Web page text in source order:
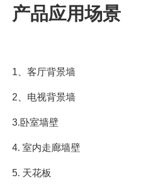
产品应用场景
1、客厅背景墙
2、电视背景墙
3.卧室墙壁
4. 室内走廊墙壁
5. 天花板